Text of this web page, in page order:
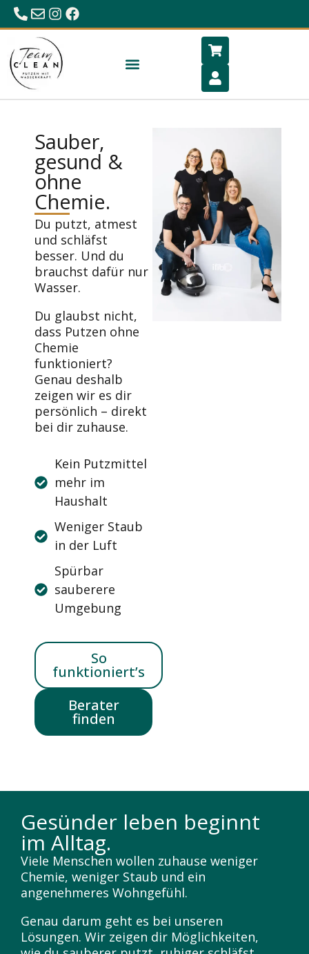
0680/23 86 984
office@hygiene-schlafen.com
Sauber,
gesund &
ohne
Chemie.
Du putzt, atmest
und schläfst
besser. Und du
brauchst dafür nur
Wasser.
Du glaubst nicht,
dass Putzen ohne
Chemie
funktioniert?
Genau deshalb
zeigen wir es dir
persönlich – direkt
bei dir zuhause.
Kein Putzmittel
mehr im
Haushalt
Weniger Staub
in der Luft
Spürbar
sauberere
Umgebung
So
funktioniert’s
Berater
finden
Gesünder leben beginnt
im Alltag.
Viele Menschen wollen zuhause weniger
Chemie, weniger Staub und ein
angenehmeres Wohngefühl.
Genau darum geht es bei unseren
Lösungen. Wir zeigen dir Möglichkeiten,